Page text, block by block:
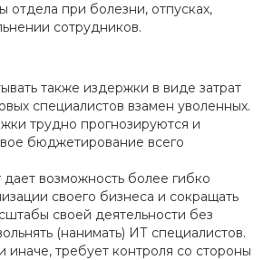
отдела при болезни, отпусках,
сотрудников.
также издержки в виде затрат
специалистов взамен уволенных.
трудно прогнозируются и
бюджетирование всего
возможность более гибко
своего бизнеса и сокращать
своей деятельности без
(нанимать) ИТ специалистов.
иначе, требует контроля со стороны